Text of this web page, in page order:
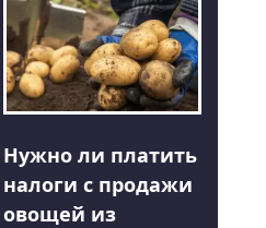
Нужно ли платить
налоги с продажи
овощей из